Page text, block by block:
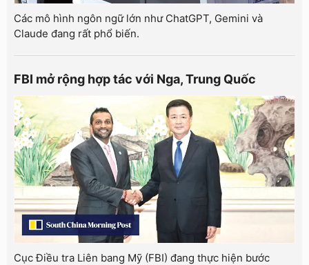
Các mô hình ngôn ngữ lớn như ChatGPT, Gemini và
Claude đang rất phổ biến.
FBI mở rộng hợp tác với Nga, Trung Quốc
Cục Điều tra Liên bang Mỹ (FBI) đang thực hiện bước